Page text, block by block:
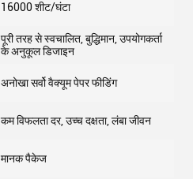
16000 शीट/घंटा
पूरी तरह से स्वचालित, बुद्धिमान, उपयोगकर्ता
के अनुकूल डिजाइन
अनोखा सर्वो वैक्यूम पेपर फीडिंग
कम विफलता दर, उच्च दक्षता, लंबा जीवन
मानक पैकेज